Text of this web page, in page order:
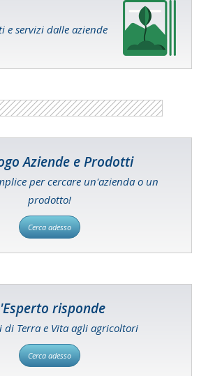
e servizi dalle aziende
Aziende e Prodotti
per cercare un'azienda o un
prodotto!
Cerca adesso
risponde
di Terra e Vita agli agricoltori
Cerca adesso